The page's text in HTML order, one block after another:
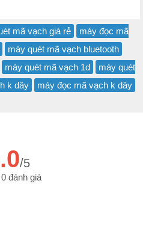
mã vạch giá rẻ
máy đọc mã
máy quét mã vạch bluetooth
máy quét mã vạch 1d
máy quét
k dây máy đọc mã vạch k dây
/5
đánh giá